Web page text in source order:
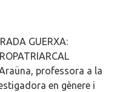
GUERXA:
professora a la
en gènere i